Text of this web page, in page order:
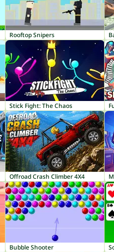
Rooftop Snipers
Stick Fight: The Chaos
Offroad Crash Climber 4X4
Bubble Shooter